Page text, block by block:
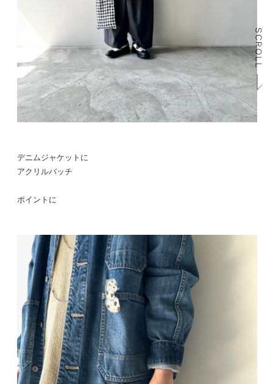
デニムジャケットに
アクリルバッチ
ポイントに